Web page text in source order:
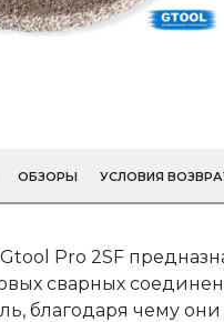
ОБЗОРЫ УСЛОВИЯ
Pro 2SF
сварных
благодаря чему